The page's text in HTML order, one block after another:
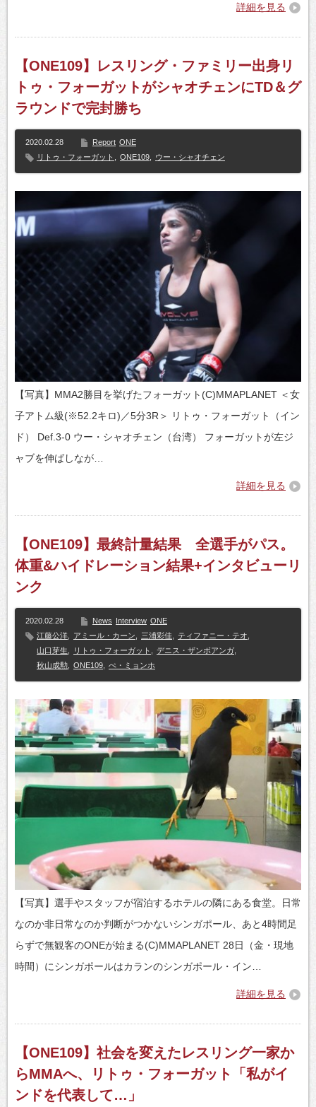
詳細を見る
【ONE109】レスリング・ファミリー出身リ
トゥ・フォーガットがシャオチェンにTD＆グ
ラウンドで完封勝ち
2020.02.28 Report ONE
リトゥ・フォーガット
ONE109 ウー・シャオチェン
【写真】MMA2勝目を挙げたフォーガット(C)MMAPLANET ＜女
子アトム級(※52.2キロ)／5分3R＞ リトゥ・フォーガット（イン
ド） Def.3-0 ウー・シャオチェン（台湾） フォーガットが左ジ
ャブを伸ばしなが…
詳細を見る
【ONE109】最終計量結果 全選手がパス。
体重&ハイドレーション結果+インタビューリ
ンク
2020.02.28 News Interview ONE
江藤公洋
アミール・カーン 三浦彩佳 ティファニー・テオ
山口芽生
リトゥ・フォーガット デニス・ザンボアンガ
秋山成勲
ONE109 ぺ・ミョンホ
【写真】選手やスタッフが宿泊するホテルの隣にある食堂。日常
なのか非日常なのか判断がつかないシンガポール、あと4時間足
らずで無観客のONEが始まる(C)MMAPLANET 28日（金・現地
時間）にシンガポールはカランのシンガポール・イン…
詳細を見る
【ONE109】社会を変えたレスリング一家か
らMMAへ、リトゥ・フォーガット「私がイ
ンドを代表して…」